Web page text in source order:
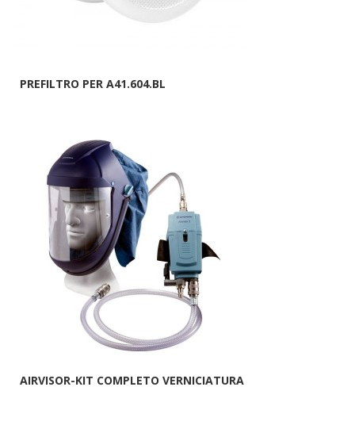
PREFILTRO PER A41.604.BL
AIRVISOR-KIT COMPLETO VERNICIATURA